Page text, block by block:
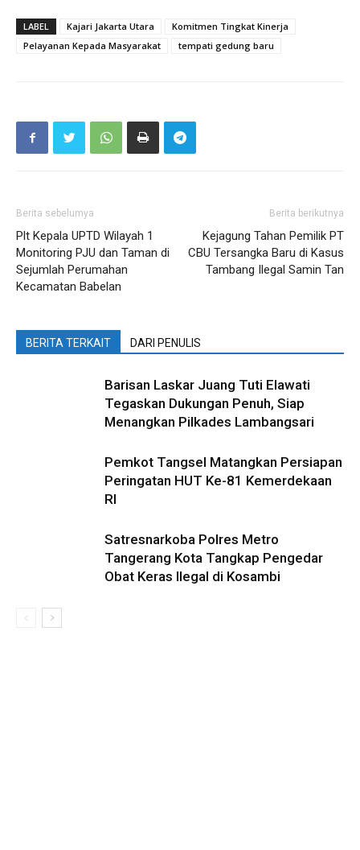
LABEL Kajari Jakarta Utara
Komitmen Tingkat Kinerja
Pelayanan Kepada Masyarakat
tempati gedung baru
Berita sebelumya
Plt Kepala UPTD Wilayah 1
Monitoring PJU dan Taman di
Sejumlah Perumahan
Kecamatan Babelan
Berita berikutnya
Kejagung Tahan Pemilik PT
CBU Tersangka Baru di Kasus
Tambang Ilegal Samin Tan
BERITA TERKAIT DARI PENULIS
Barisan Laskar Juang Tuti Elawati
Tegaskan Dukungan Penuh, Siap
Menangkan Pilkades Lambangsari
Pemkot Tangsel Matangkan Persiapan
Peringatan HUT Ke-81 Kemerdekaan
RI
Satresnarkoba Polres Metro
Tangerang Kota Tangkap Pengedar
Obat Keras Ilegal di Kosambi